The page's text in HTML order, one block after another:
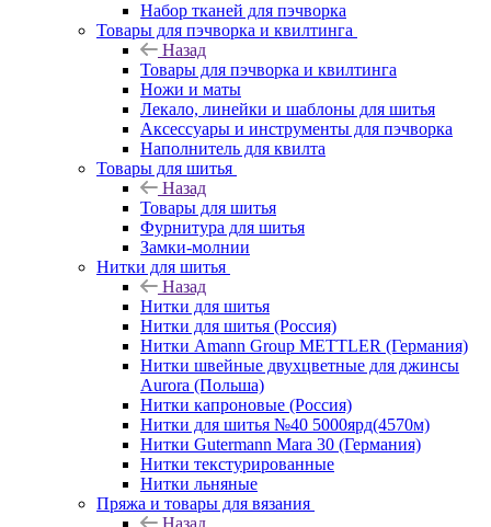
Набор тканей для пэчворка
Товары для пэчворка и квилтинга
Назад
Товары для пэчворка и квилтинга
Ножи и маты
Лекало, линейки и шаблоны для шитья
Аксессуары и инструменты для пэчворка
Наполнитель для квилта
Товары для шитья
Назад
Товары для шитья
Фурнитура для шитья
Замки-молнии
Нитки для шитья
Назад
Нитки для шитья
Нитки для шитья (Россия)
Нитки Amann Group METTLER (Германия)
Нитки швейные двухцветные для джинсы
Aurora (Польша)
Нитки капроновые (Россия)
Нитки для шитья №40 5000ярд(4570м)
Нитки Gutermann Mara 30 (Германия)
Нитки текстурированные
Нитки льняные
Пряжа и товары для вязания
Назад